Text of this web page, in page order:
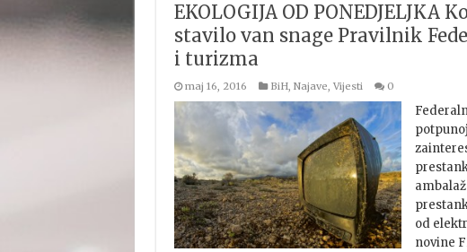
EKOLOGIJA OD PONEDJELJKA
stavilo van snage Pravilnik
i turizma
maj 16, 2016 BiH, Najave, Vijesti 0
od
novine